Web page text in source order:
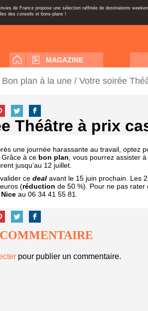
de France propose une sélection raffinée de destinations
des conseils et bons-plans !
MAGAZINE
Bon plan à la une / Votre soirée
Théâtre à prix
une journée harassante au travail, optez
à ce bon plan , vous pourrez assister
jusqu’au 12 juillet.
ce deal avant le 15 juin prochain. Les
(réduction de 50 %). Pour ne pas rater
Nice au 06 34 41 55 81.
COMMENTAIRE
pour publier un commentaire.